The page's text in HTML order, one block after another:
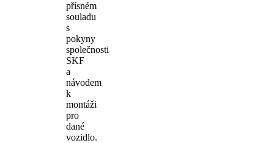
přísném
souladu
s
pokyny
společnosti
SKF
a
návodem
k
montáži
pro
dané
vozidlo.